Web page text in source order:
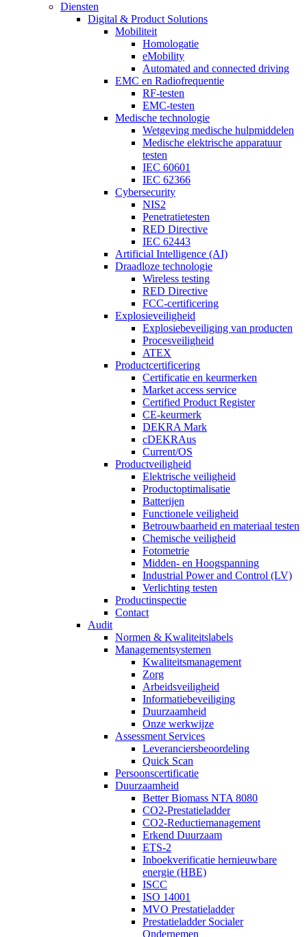
Diensten
Digital & Product Solutions
Mobiliteit
Homologatie
eMobility
Automated and connected driving
EMC en Radiofrequentie
RF-testen
EMC-testen
Medische technologie
Wetgeving medische hulpmiddelen
Medische elektrische apparatuur
testen
IEC 60601
IEC 62366
Cybersecurity
NIS2
Penetratietesten
RED Directive
IEC 62443
Artificial Intelligence (AI)
Draadloze technologie
Wireless testing
RED Directive
FCC-certificering
Explosieveiligheid
Explosiebeveiliging van producten
Procesveiligheid
ATEX
Productcertificering
Certificatie en keurmerken
Market access service
Certified Product Register
CE-keurmerk
DEKRA Mark
cDEKRAus
Current/OS
Productveiligheid
Elektrische veiligheid
Productoptimalisatie
Batterijen
Functionele veiligheid
Betrouwbaarheid en materiaal testen
Chemische veiligheid
Fotometrie
Midden- en Hoogspanning
Industrial Power and Control (LV)
Verlichting testen
Productinspectie
Contact
Audit
Normen & Kwaliteitslabels
Managementsystemen
Kwaliteitsmanagement
Zorg
Arbeidsveiligheid
Informatiebeveiliging
Duurzaamheid
Onze werkwijze
Assessment Services
Leveranciersbeoordeling
Quick Scan
Persoonscertificatie
Duurzaamheid
Better Biomass NTA 8080
CO2-Prestatieladder
CO2-Reductiemanagement
Erkend Duurzaam
ETS-2
Inboekverificatie hernieuwbare
energie (HBE)
ISCC
ISO 14001
MVO Prestatieladder
Prestatieladder Socialer
Ondernemen